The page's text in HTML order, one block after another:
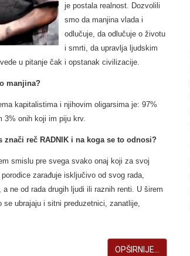
je postala realnost. Dozvolili
smo da manjina vlada i
odlučuje, da odlučuje o životu
i smrti, da upravlja ljudskim
u pitanje čak i opstanak civilizacije.
manjina?
kapitalistima i njihovim oligarsima je: 97%
3% onih koji im piju krv.
znači reč RADNIK i na koga se to odnosi?
smislu pre svega svako onaj koji za svoj
zarađuje isključivo od svog rada,
ne od rada drugih ljudi ili raznih renti. U širem
se ubrajaju i sitni preduzetnici, zanatlije,
OPŠIRNIJE...